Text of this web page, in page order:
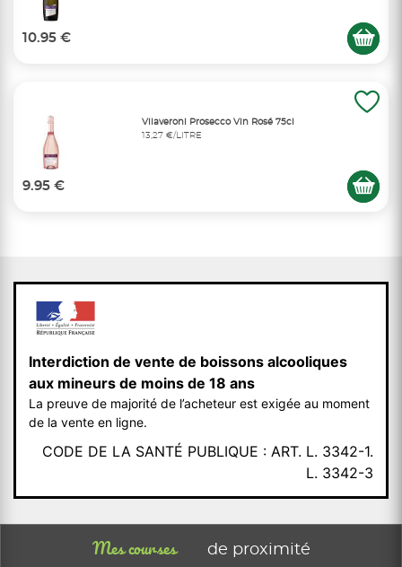
10.95 €
Vilaveroni Prosecco Vin Rosé 75cl
13,27 €/LITRE
9.95 €
Interdiction de vente de boissons alcooliques
aux mineurs de moins de 18 ans
La preuve de majorité de l’acheteur est exigée au moment
de la vente en ligne.
CODE DE LA SANTÉ PUBLIQUE : ART. L. 3342-1.
L. 3342-3
Mes courses de proximité